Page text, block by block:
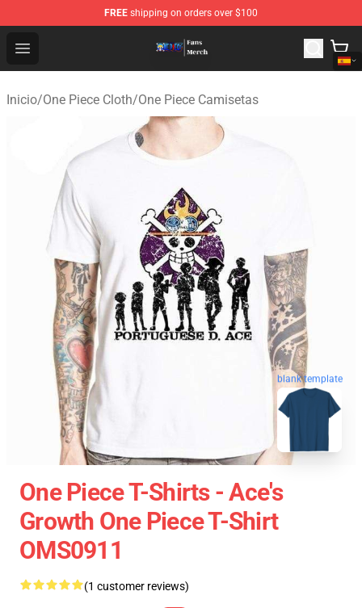
FREE shipping on orders over $100
Open menu
One Piece Store - Official One Piece Merchandise Shop
Inicio/One Piece Cloth/One Piece Camisetas
blank template
One Piece T-Shirts - Ace's
Growth One Piece T-Shirt
OMS0911
(1 customer reviews)